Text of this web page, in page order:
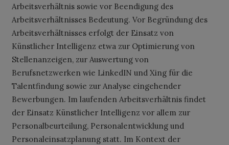
Arbeitsverhältnis sowie vor Beendigung des
Arbeitsverhältnisses Bedeutung. Vor Begründung des
Arbeitsverhältnisses erfolgt der Einsatz von
Künstlicher Intelligenz etwa zur Optimierung von
Stellenanzeigen, zur Auswertung von
Berufsnetzwerken wie LinkedIN und Xing für die
Talentfindung sowie zur Analyse eingehender
Bewerbungen. Im laufenden Arbeitsverhältnis findet
der Einsatz Künstlicher Intelligenz vor allem zur
Personalbeurteilung, Personalentwicklung und
Personaleinsatzplanung statt. Im Kontext der